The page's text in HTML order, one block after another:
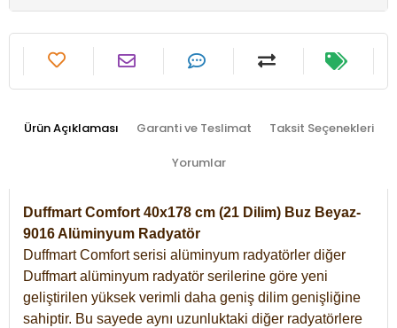
Ürün Açıklaması Garanti ve Teslimat Taksit Seçenekleri
Yorumlar
Duffmart Comfort 40x178 cm (21 Dilim) Buz Beyaz-
9016 Alüminyum Radyatör
Duffmart Comfort serisi alüminyum radyatörler diğer
Duffmart alüminyum radyatör serilerine göre yeni
geliştirilen yüksek verimli daha geniş dilim genişliğine
sahiptir. Bu sayede aynı uzunluktaki diğer radyatörlere